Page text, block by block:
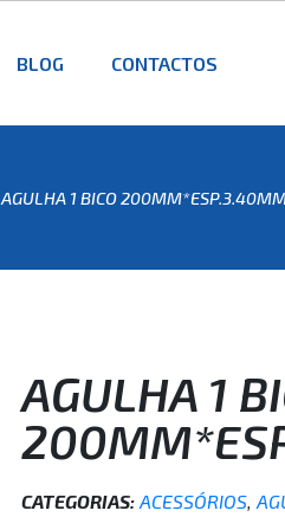
BLOG CONTACTOS
1 BICO
AGULHA 1
CATEGORIAS: ACESSÓRIOS,